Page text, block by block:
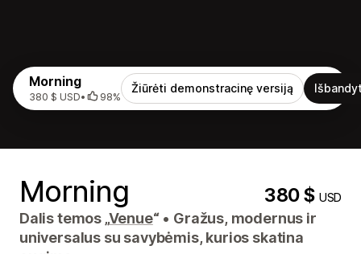
Morning
380 $ USD• 98%
Žiūrėti demonstracinę versiją
Morning 380 $USD
Dalis temos „Venue“ • Gražus, modernus ir
universalus su savybėmis, kurios skatina